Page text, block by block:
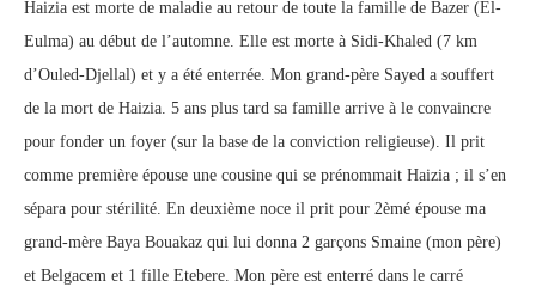
Haizia est morte de maladie au retour de toute la famille de Bazer (El-
Eulma) au début de l’automne. Elle est morte à Sidi-Khaled (7 km
d’Ouled-Djellal) et y a été enterrée. Mon grand-père Sayed a souffert
de la mort de Haizia. 5 ans plus tard sa famille arrive à le convaincre
pour fonder un foyer (sur la base de la conviction religieuse). Il prit
comme première épouse une cousine qui se prénommait Haizia ; il s’en
sépara pour stérilité. En deuxième noce il prit pour 2èmé épouse ma
grand-mère Baya Bouakaz qui lui donna 2 garçons Smaine (mon père)
et Belgacem et 1 fille Etebere. Mon père est enterré dans le carré